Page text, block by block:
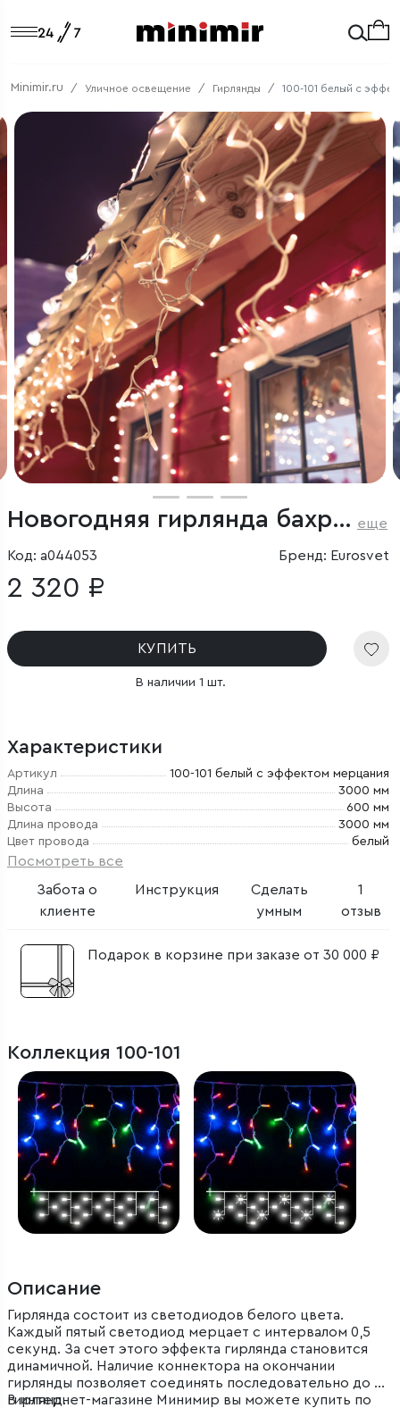
Minimir.ru Уличное освещение Гирлянды 100-101 белый с
Новогодняя гирлянда бахрома белый с эффектом мерцания 3*0,6м IP65 еще
Код: a044053 Бренд: Eurosvet
2 320 ₽
КУПИТЬ
В наличии 1 шт.
Характеристики
Артикул
100-101 белый с эффектом мерцания
Длина
3000 мм
Высота
600 мм
Длина провода
3000 мм
Цвет провода
белый
Посмотреть все
Забота о
клиенте
Инструкция
Сделать
умным
1
отзыв
Подарок в корзине при заказе от 30 000 ₽
Коллекция 100-101
Описание
Гирлянда состоит из светодиодов белого цвета.
Каждый пятый светодиод мерцает с интервалом 0,5
секунд. За счет этого эффекта гирлянда становится
динамичной. Наличие коннектора на окончании
гирлянды позволяет соединять последовательно до 15
гирлянд.
В интернет-магазине Минимир вы можете купить по